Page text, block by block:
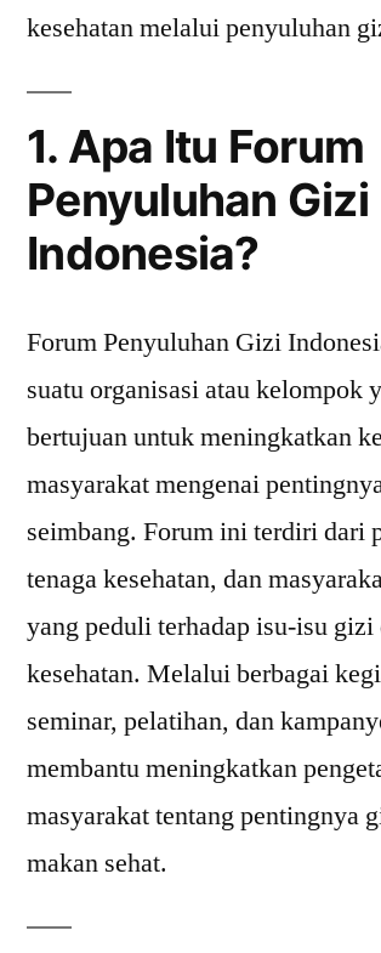
kesehatan melalui penyuluhan
1. Apa Itu Forum
Penyuluhan Gizi
Indonesia?
Forum Penyuluhan Gizi
suatu organisasi atau kelompok
bertujuan untuk meningkatkan
masyarakat mengenai
seimbang. Forum ini terdiri dari
tenaga kesehatan, dan
yang peduli terhadap isu-isu gizi
kesehatan. Melalui berbagai
seminar, pelatihan, dan
membantu meningkatkan
masyarakat tentang pentingnya
makan sehat.